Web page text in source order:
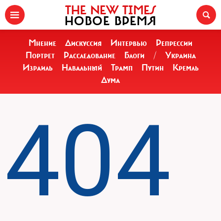
THE NEW TIMES
НОВОЕ ВРЕМЯ
Мнение Дискуссия Интервью
Репрессии
Портрет
Расследование Блоги /
Украина
Израиль
Навальный Трамп Путин
Кремль
Дума
404